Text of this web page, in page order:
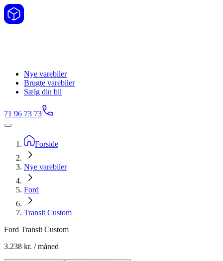
Nye varebiler
Brugte varebiler
Sælg din bil
71 96 73 73
Forside
Nye varebiler
Ford
Transit Custom
Ford Transit Custom
3.238 kr. / måned